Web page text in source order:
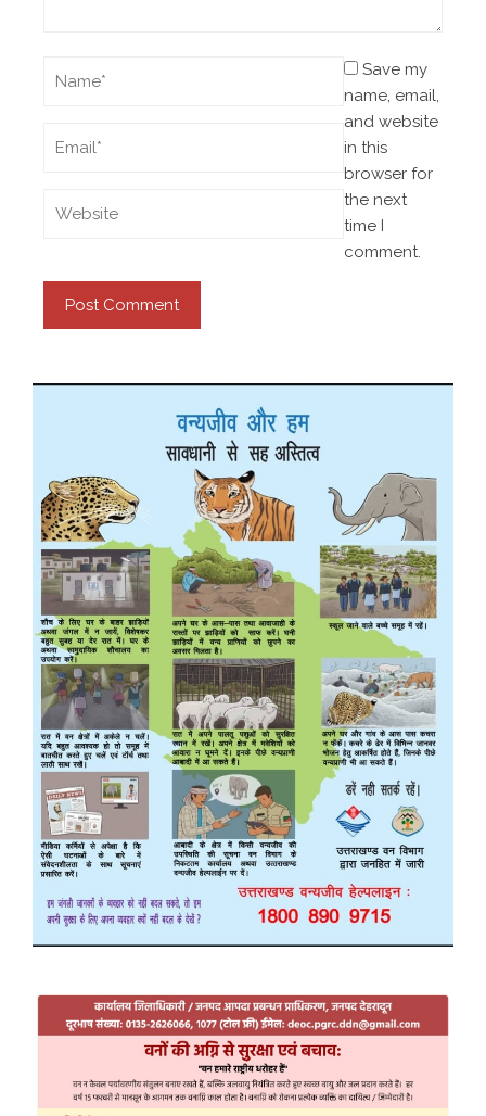
Save my
name, email,
and website
in this
browser for
the next
time I
comment.